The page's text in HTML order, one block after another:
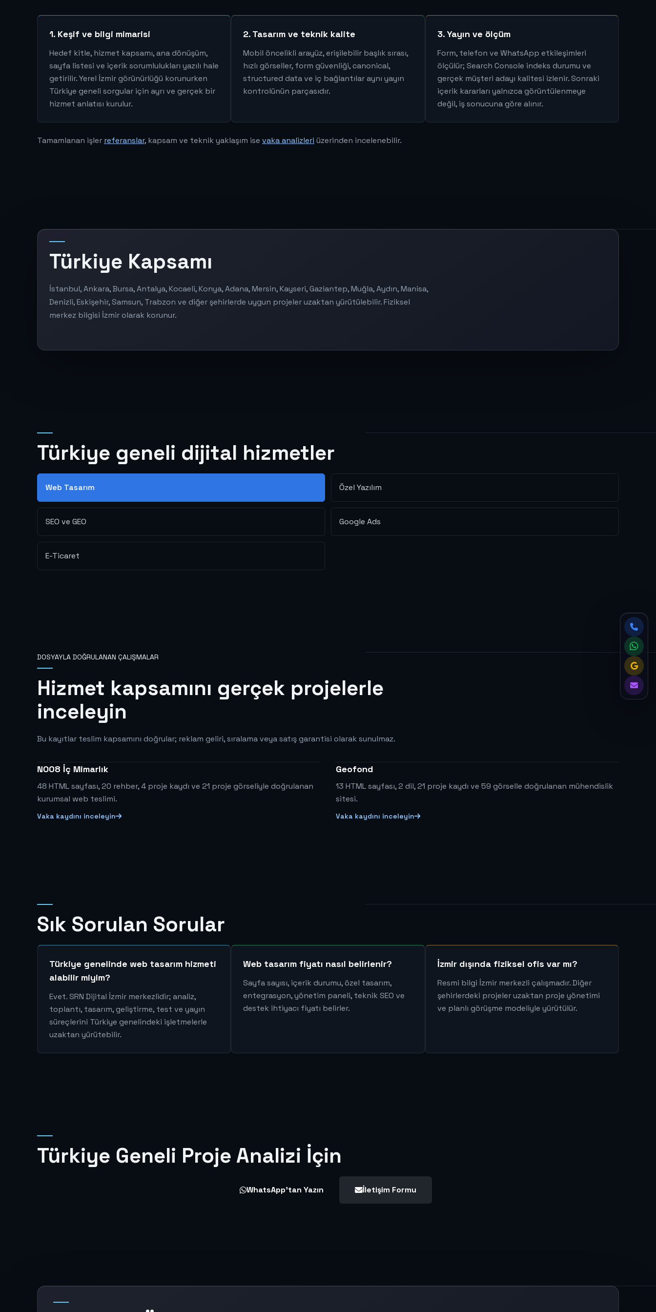
1. Keşif ve bilgi mimarisi
Hedef kitle, hizmet kapsamı, ana dönüşüm,
sayfa listesi ve içerik sorumlulukları yazılı hale
getirilir. Yerel İzmir görünürlüğü korunurken
Türkiye geneli sorgular için ayrı ve gerçek bir
hizmet anlatısı kurulur.
2. Tasarım ve teknik kalite
Mobil öncelikli arayüz, erişilebilir başlık sırası,
hızlı görseller, form güvenliği, canonical,
structured data ve iç bağlantılar aynı yayın
kontrolünün parçasıdır.
3. Yayın ve ölçüm
Form, telefon ve WhatsApp etkileşimleri
ölçülür; Search Console indeks durumu ve
gerçek müşteri adayı kalitesi izlenir. Sonraki
içerik kararları yalnızca görüntülenmeye
değil, iş sonucuna göre alınır.
Tamamlanan işler referanslar, kapsam ve teknik yaklaşım ise vaka analizleri üzerinden incelenebilir.
Türkiye Kapsamı
İstanbul, Ankara, Bursa, Antalya, Kocaeli, Konya, Adana, Mersin, Kayseri, Gaziantep, Muğla, Aydın, Manisa,
Denizli, Eskişehir, Samsun, Trabzon ve diğer şehirlerde uygun projeler uzaktan yürütülebilir. Fiziksel
merkez bilgisi İzmir olarak korunur.
Türkiye geneli dijital hizmetler
Web Tasarım Özel Yazılım
SEO ve GEO Google Ads
E-Ticaret
DOSYAYLA DOĞRULANAN ÇALIŞMALAR
Hizmet kapsamını gerçek projelerle
inceleyin
Bu kayıtlar teslim kapsamını doğrular; reklam geliri, sıralama veya satış garantisi olarak sunulmaz.
NO08 İç Mimarlık
48 HTML sayfası, 20 rehber, 4 proje kaydı ve 21 proje görseliyle doğrulanan
kurumsal web teslimi.
Vaka kaydını inceleyin
Geofond
13 HTML sayfası, 2 dil, 21 proje kaydı ve 59 görselle doğrulanan mühendislik
sitesi.
Vaka kaydını inceleyin
Sık Sorulan Sorular
Türkiye genelinde web tasarım hizmeti
alabilir miyim?
Evet. SRN Dijital İzmir merkezlidir; analiz,
toplantı, tasarım, geliştirme, test ve yayın
süreçlerini Türkiye genelindeki işletmelerle
uzaktan yürütebilir.
Web tasarım fiyatı nasıl belirlenir?
Sayfa sayısı, içerik durumu, özel tasarım,
entegrasyon, yönetim paneli, teknik SEO ve
destek ihtiyacı fiyatı belirler.
İzmir dışında fiziksel ofis var mı?
Resmi bilgi İzmir merkezli çalışmadır. Diğer
şehirlerdeki projeler uzaktan proje yönetimi
ve planlı görüşme modeliyle yürütülür.
Türkiye Geneli Proje Analizi İçin
WhatsApp'tan Yazın İletişim Formu